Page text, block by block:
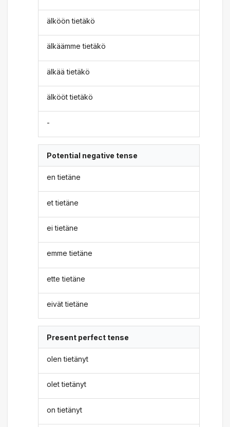
älköön tietäkö
älkäämme tietäkö
älkää tietäkö
älkööt tietäkö
-
Potential negative tense
en tietäne
et tietäne
ei tietäne
emme tietäne
ette tietäne
eivät tietäne
Present perfect tense
olen tietänyt
olet tietänyt
on tietänyt